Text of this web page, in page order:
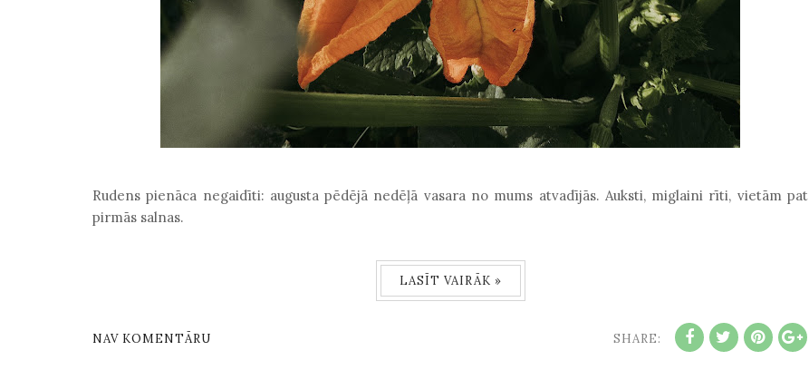
Rudens pienāca negaidīti: augusta pēdējā nedēļā vasara no mums atvadījās. Auksti, miglaini rīti, vietām pat
pirmās salnas.
LASĪT VAIRĀK »
NAV KOMENTĀRU SHARE: